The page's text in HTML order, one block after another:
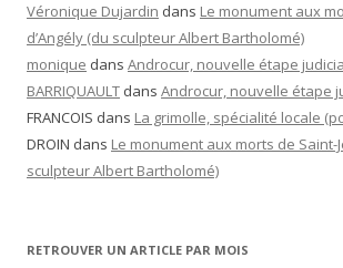
Véronique Dujardin dans Le monument aux
d’Angély (du sculpteur Albert Bartholomé)
monique dans Androcur, nouvelle étape
BARRIQUAULT dans Androcur, nouvelle étape
FRANCOIS dans La grimolle, spécialité locale
DROIN dans Le monument aux morts de Saint-
sculpteur Albert Bartholomé)
RETROUVER UN ARTICLE PAR MOIS